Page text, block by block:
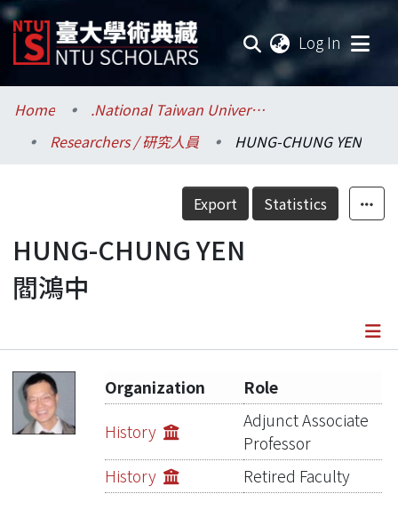
Log In
Communities & Collections
Research Outputs
Researchers
Organizations
Home
.National Taiwan University / 國立臺灣大學
Researchers / 研究人員
HUNG-CHUNG YEN
Export Statistics
HUNG-CHUNG YEN
閻鴻中
Publications
Metrics
Organization
Role
History
Adjunct Associate
Professor
History
Retired Faculty